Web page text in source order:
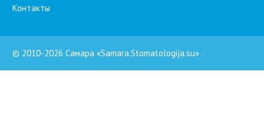
Контакты
© 2010-2026 Самара «Samara.Stomatologija.su» .